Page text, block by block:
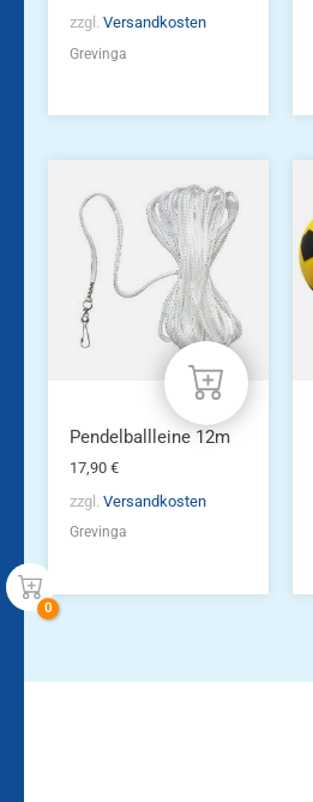
zzgl. Versandkosten
Grevinga
Pendelballleine 12m
17,90 €
zzgl. Versandkosten
Grevinga